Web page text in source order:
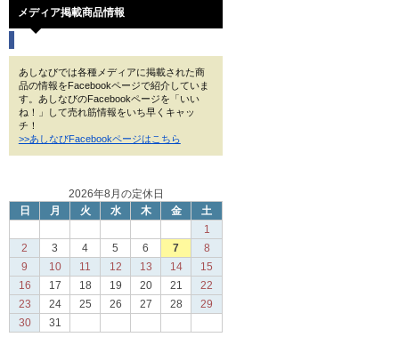
メディア掲載商品情報
あしなびでは各種メディアに掲載された商
品の情報をFacebookページで紹介していま
す。あしなびのFacebookページを「いい
ね！」して売れ筋情報をいち早くキャッ
チ！
>>あしなびFacebookページはこちら
2026年8月の定休日
日
月 火 水 木 金
土
1
2
3 4 5 6 7
8
9
10 11 12 13 14
15
16
17 18 19 20 21
22
23
24 25 26 27 28
29
30
31